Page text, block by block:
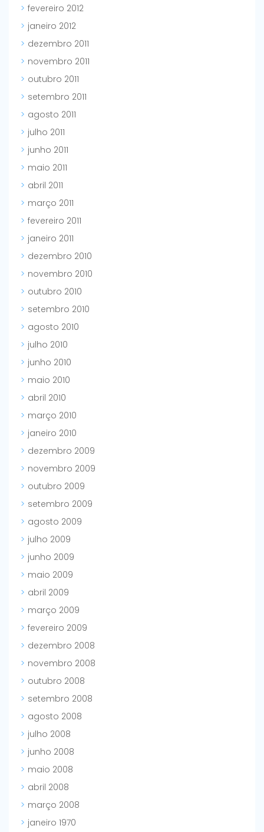
fevereiro 2012
janeiro 2012
dezembro 2011
novembro 2011
outubro 2011
setembro 2011
agosto 2011
julho 2011
junho 2011
maio 2011
abril 2011
março 2011
fevereiro 2011
janeiro 2011
dezembro 2010
novembro 2010
outubro 2010
setembro 2010
agosto 2010
julho 2010
junho 2010
maio 2010
abril 2010
março 2010
janeiro 2010
dezembro 2009
novembro 2009
outubro 2009
setembro 2009
agosto 2009
julho 2009
junho 2009
maio 2009
abril 2009
março 2009
fevereiro 2009
dezembro 2008
novembro 2008
outubro 2008
setembro 2008
agosto 2008
julho 2008
junho 2008
maio 2008
abril 2008
março 2008
janeiro 1970